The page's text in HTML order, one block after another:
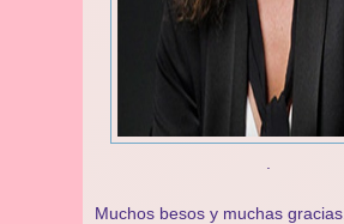
Muchos besos y muchas gracias.